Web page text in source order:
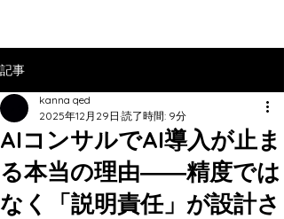
記事
AIコンサルでAI導入が止ま
る本当の理由――精度では
なく「説明責任」が設計さ
kanna qed
2025年12月29日 読了時間: 9分